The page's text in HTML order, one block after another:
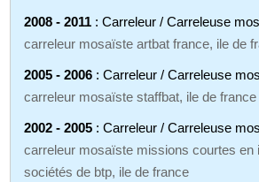
2008 - 2011 : Carreleur / Carreleuse
carreleur mosaïste artbat france, ile de
2005 - 2006 : Carreleur / Carreleuse
carreleur mosaïste staffbat, ile de france
2002 - 2005 : Carreleur / Carreleuse
carreleur mosaïste missions courtes en
sociétés de btp, ile de france